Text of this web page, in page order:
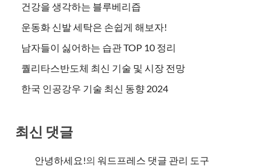
건강을 생각하는 블루베리즙
운동화 신발 세탁은 손쉽게 해보자!
남자들이 싫어하는 습관 TOP 10 정리
퀄리타스반도체 최신 기술 및 시장 전망
한국 인공강우 기술 최신 동향 2024
최신 댓글
안녕하세요!의 워드프레스 댓글 관리 도구